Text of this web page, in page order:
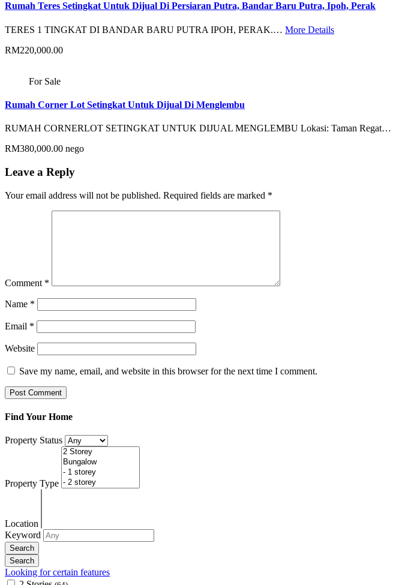
Rumah Teres Setingkat Untuk Dijual Di Persiaran Putra, Bandar Baru Putra, Ipoh, Perak
TERES 1 TINGKAT DI BANDAR BARU PUTRA IPOH, PERAK.… More Details
RM220,000.00
For Sale
Rumah Corner Lot Setingkat Untuk Dijual Di Menglembu
RUMAH CORNERLOT SETINGKAT UNTUK DIJUAL MENGLEMBU Lokasi: Taman Regat…
RM380,000.00 nego
Leave a Reply
Your email address will not be published. Required fields are marked *
Comment *
Name *
Email *
Website
Save my name, email, and website in this browser for the next time I comment.
Find Your Home
Property Status
Property Type
Location
Keyword
Looking for certain features